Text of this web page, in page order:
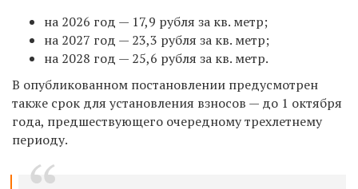
на 2026 год — 17,9 рубля за кв. метр;
на 2027 год — 23,3 рубля за кв. метр;
на 2028 год — 25,6 рубля за кв. метр.
В опубликованном постановлении предусмотрен
также срок для установления взносов — до 1 октября
года, предшествующего очередному трехлетнему
периоду.